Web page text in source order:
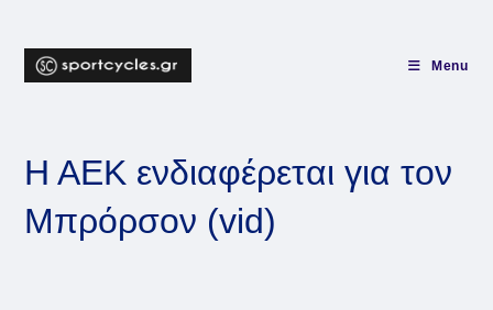
content
Menu
Η ΑΕΚ ενδιαφέρεται για τον
Μπρόρσον (vid)